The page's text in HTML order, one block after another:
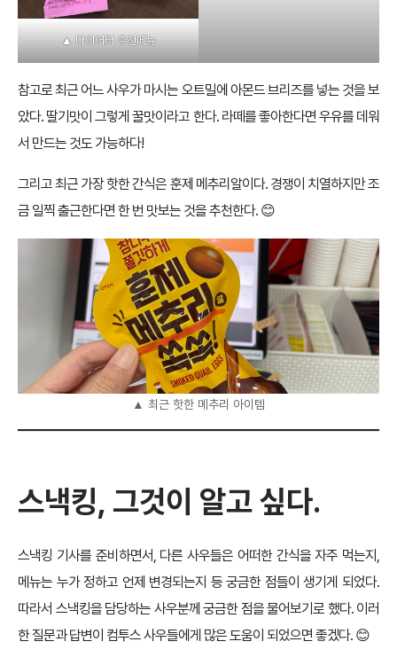
▲ 다이어터 추천메뉴
참고로 최근 어느 사우가 마시는 오트밀에 아몬드 브리즈를 넣는 것을 보
았다. 딸기맛이 그렇게 꿀맛이라고 한다. 라떼를 좋아한다면 우유를 데워
서 만드는 것도 가능하다!
그리고 최근 가장 핫한 간식은 훈제 메추리알이다. 경쟁이 치열하지만 조
금 일찍 출근한다면 한 번 맛보는 것을 추천한다. 😊
▲ 최근 핫한 메추리 아이템
스낵킹, 그것이 알고 싶다.
스낵킹 기사를 준비하면서, 다른 사우들은 어떠한 간식을 자주 먹는지,
메뉴는 누가 정하고 언제 변경되는지 등 궁금한 점들이 생기게 되었다.
따라서 스낵킹을 담당하는 사우분께 궁금한 점을 물어보기로 했다. 이러
한 질문과 답변이 컴투스 사우들에게 많은 도움이 되었으면 좋겠다. 😊